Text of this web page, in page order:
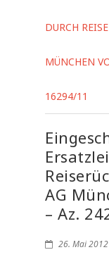
DURCH
MÜNCHEN
16294/11
AG
– Az.
26. Mai 2012